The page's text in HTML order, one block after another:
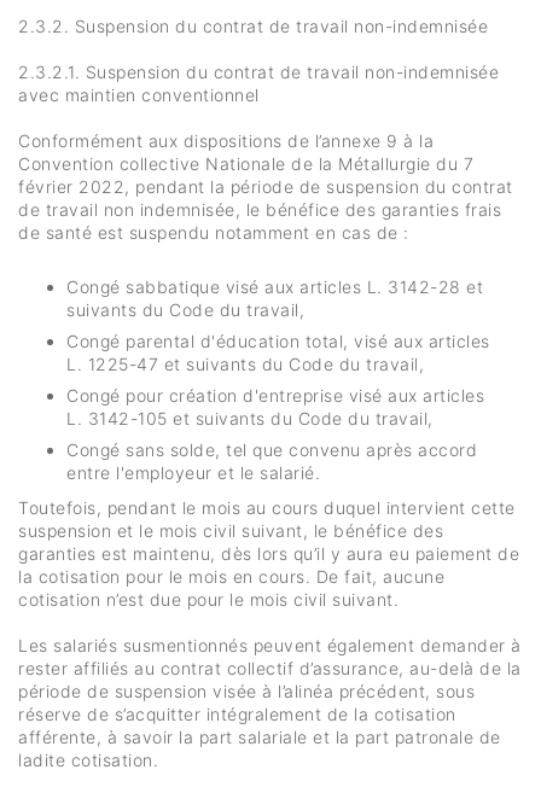
2.3.2. Suspension du contrat de travail non-indemnisée
2.3.2.1. Suspension du contrat de travail non-indemnisée
avec maintien conventionnel
Conformément aux dispositions de l’annexe 9 à la
Convention collective Nationale de la Métallurgie du 7
février 2022, pendant la période de suspension du contrat
de travail non indemnisée, le bénéfice des garanties frais
de santé est suspendu notamment en cas de :
Congé sabbatique visé aux articles L. 3142-28 et
suivants du Code du travail,
Congé parental d'éducation total, visé aux articles
L. 1225-47 et suivants du Code du travail,
Congé pour création d'entreprise visé aux articles
L. 3142-105 et suivants du Code du travail,
Congé sans solde, tel que convenu après accord
entre l'employeur et le salarié.
Toutefois, pendant le mois au cours duquel intervient cette
suspension et le mois civil suivant, le bénéfice des
garanties est maintenu, dès lors qu’il y aura eu paiement de
la cotisation pour le mois en cours. De fait, aucune
cotisation n’est due pour le mois civil suivant.
Les salariés susmentionnés peuvent également demander à
rester affiliés au contrat collectif d’assurance, au-delà de la
période de suspension visée à l’alinéa précédent, sous
réserve de s’acquitter intégralement de la cotisation
afférente, à savoir la part salariale et la part patronale de
ladite cotisation.